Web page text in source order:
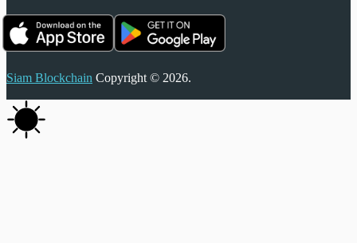
Siam Blockchain Copyright © 2026.